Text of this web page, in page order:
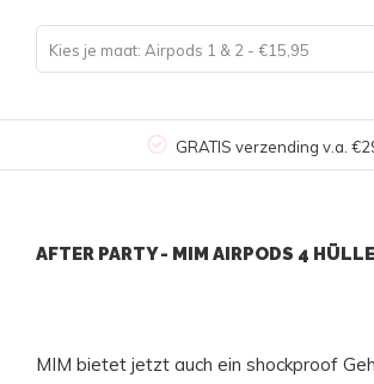
Kies je maat: Airpods 1 & 2 - €15,95
GRATIS verzending v.a.
AFTER PARTY - MIM AIRPODS 4 HÜLLE
MIM bietet jetzt auch ein shockproof